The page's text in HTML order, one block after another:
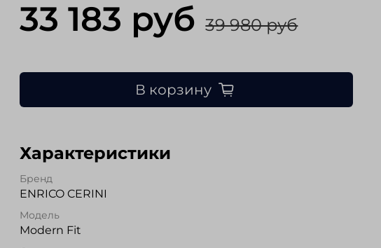
33 183 руб 39 980 руб
В корзину
Характеристики
Бренд
ENRICO CERINI
Модель
Modern Fit